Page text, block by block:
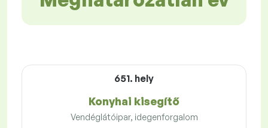
651. hely
Konyhai kisegítő
Vendéglátóipar, idegenforgalom